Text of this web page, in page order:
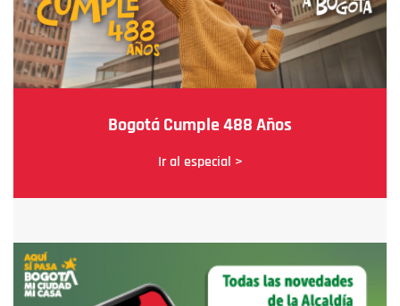
Bogotá Cumple 488 Años
Ir al especial >